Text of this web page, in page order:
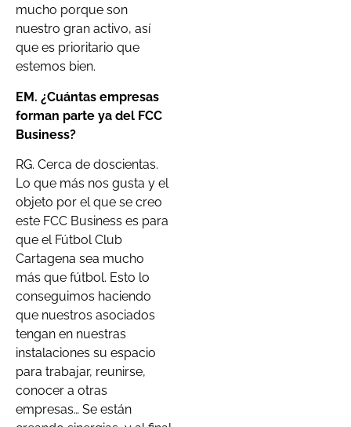
mucho porque son
nuestro gran activo, así
que es prioritario que
estemos bien.
EM. ¿Cuántas empresas
forman parte ya del FCC
Business?
RG. Cerca de doscientas.
Lo que más nos gusta y el
objeto por el que se creo
este FCC Business es para
que el Fútbol Club
Cartagena sea mucho
más que fútbol. Esto lo
conseguimos haciendo
que nuestros asociados
tengan en nuestras
instalaciones su espacio
para trabajar, reunirse,
conocer a otras
empresas… Se están